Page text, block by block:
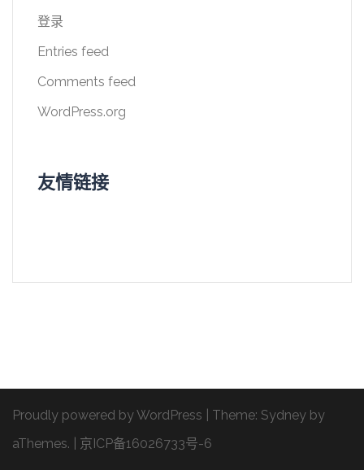
登录
Entries feed
Comments feed
WordPress.org
友情链接
Proudly powered by WordPress Theme: Sydney by
aThemes.
京ICP备16026733号-6